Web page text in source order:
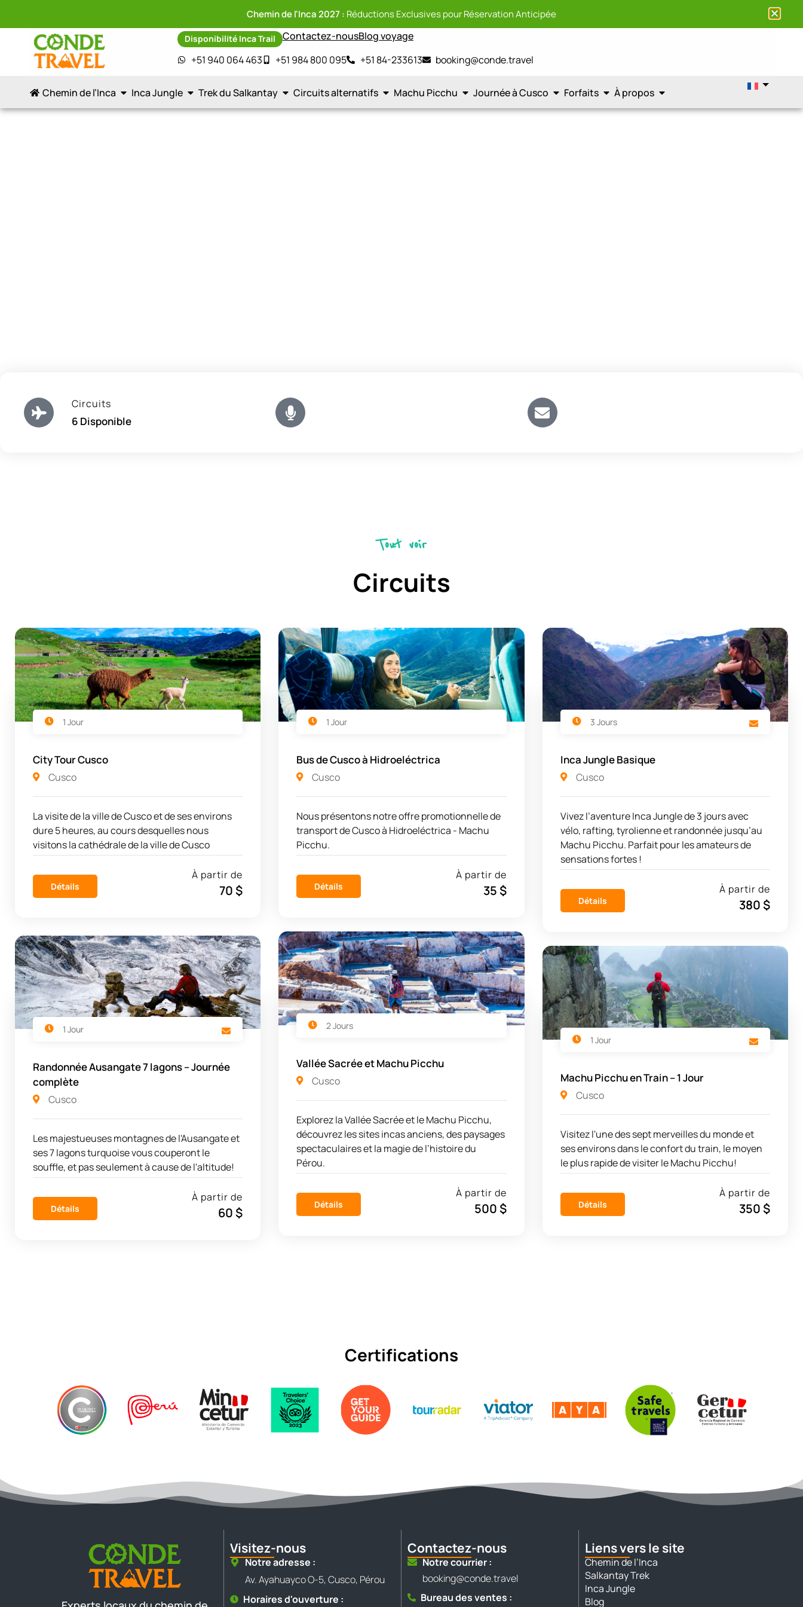
Disponibilité Inca Trail Contactez-nousBlog voyage
+51 940 064 463
+51 984 800 095 +51 84-233613 booking@conde.travel
Chemin de l’Inca Inca Jungle Trek du Salkantay Circuits alternatifs Machu Picchu Journée à Cusco Forfaits À propos
Circuits
6 Disponible
Tout voir
Circuits
1 Jour
City Tour Cusco
Cusco
La visite de la ville de Cusco et de ses environs
dure 5 heures, au cours desquelles nous
visitons la cathédrale de la ville de Cusco
Détails
À partir de
70 $
1 Jour
Bus de Cusco à Hidroeléctrica
Cusco
Nous présentons notre offre promotionnelle de
transport de Cusco à Hidroeléctrica - Machu
Picchu.
Détails
À partir de
35 $
3 Jours
Inca Jungle Basique
Cusco
Vivez l’aventure Inca Jungle de 3 jours avec
vélo, rafting, tyrolienne et randonnée jusqu’au
Machu Picchu. Parfait pour les amateurs de
sensations fortes !
Détails
À partir de
380 $
2 Jours
Vallée Sacrée et Machu Picchu
Cusco
Explorez la Vallée Sacrée et le Machu Picchu,
découvrez les sites incas anciens, des paysages
spectaculaires et la magie de l’histoire du
Pérou.
Détails
À partir de
500 $
1 Jour
Randonnée Ausangate 7 lagons – Journée
complète
Cusco
Les majestueuses montagnes de l'Ausangate et
ses 7 lagons turquoise vous couperont le
souffle, et pas seulement à cause de l'altitude!
Détails
À partir de
60 $
1 Jour
Machu Picchu en Train – 1 Jour
Cusco
Visitez l'une des sept merveilles du monde et
ses environs dans le confort du train, le moyen
le plus rapide de visiter le Machu Picchu!
Détails
À partir de
350 $
Certifications
Visitez-nous
Notre adresse :
Av. Ayahuayco O-5, Cusco, Pérou
Horaires d'ouverture :
Contactez-nous
Notre courrier :
booking@conde.travel
Bureau des ventes :
Liens vers le site
Chemin de l’Inca
Salkantay Trek
Inca Jungle
Blog
Chemin de l'Inca 2027 : Réductions Exclusives pour Réservation Anticipée